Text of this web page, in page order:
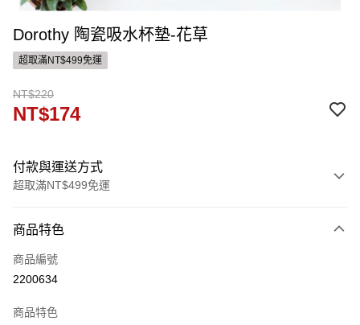
Dorothy 陶瓷吸水杯墊-花草
超取滿NT$499免運
NT$220
NT$174
付款與運送方式
超取滿NT$499免運
信用卡一次付款
ATM付款
運送方式
商品特色
商品編號
2200634
商品特色